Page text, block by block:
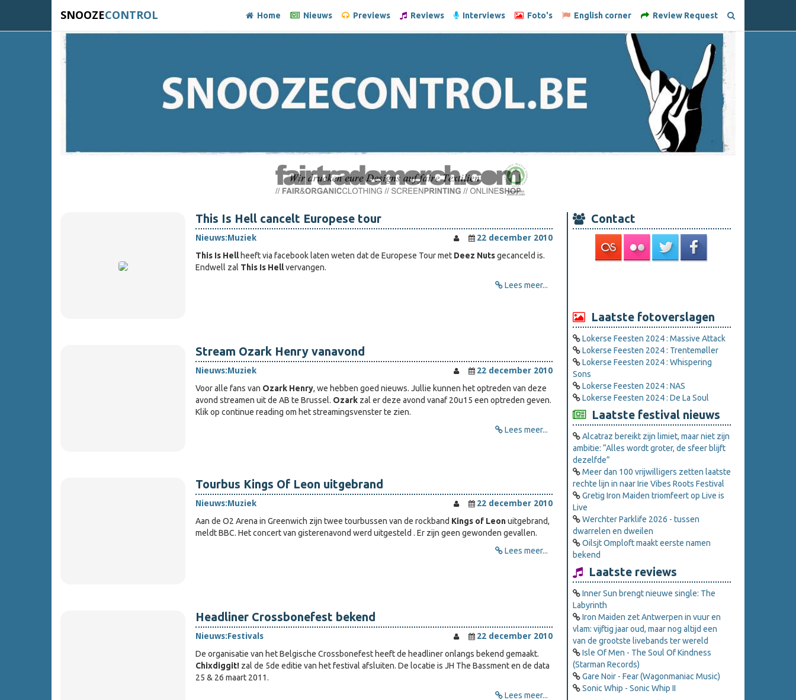
SNOOZECONTROL Home Nieuws Previews Reviews Interviews Foto's English corner Review Request
This Is Hell cancelt Europese tour
Nieuws:Muziek
22 december 2010
This Is Hell heeft via facebook laten weten dat de Europese Tour met Deez Nutsgecanceld is.
Endwell zal This Is Hellvervangen.
Lees meer...
Stream Ozark Henry vanavond
Nieuws:Muziek
22 december 2010
Voor alle fans van Ozark Henry, we hebben goed nieuws. Jullie kunnen het optreden van deze
avond streamen uit de AB te Brussel. Ozark zal er deze avond vanaf 20u15 een optreden geven.
Klik op continue reading om het streamingsvenster te zien.
Lees meer...
Tourbus Kings Of Leon uitgebrand
Nieuws:Muziek
22 december 2010
Aan de O2 Arena in Greenwich zijn twee tourbussen van de rockband Kings of Leonuitgebrand,
meldt BBC. Het concert van gisterenavond werd uitgesteld . Er zijn geen gewonden gevallen.
Lees meer...
Headliner Crossbonefest bekend
Nieuws:Festivals
22 december 2010
De organisatie van het Belgische Crossbonefest heeft de headliner onlangs bekend gemaakt.
Chixdiggit!zal de 5de editie van het festival afsluiten. De locatie is JH The Bassment en de data
25 & 26 maart 2011.
Lees meer...
Contact
Laatste fotoverslagen
Lokerse Feesten 2024 : Massive Attack
Lokerse Feesten 2024 : Trentemøller
Lokerse Feesten 2024 : Whispering
Sons
Lokerse Feesten 2024 : NAS
Lokerse Feesten 2024 : De La Soul
Laatste festival nieuws
Alcatraz bereikt zijn limiet, maar niet zijn
ambitie: “Alles wordt groter, de sfeer blijft
dezelfde”
Meer dan 100 vrijwilligers zetten laatste
rechte lijn in naar Irie Vibes Roots Festival
Gretig Iron Maiden triomfeert op Live is
Live
Werchter Parklife 2026 - tussen
dwarrelen en dweilen
Oilsjt Omploft maakt eerste namen
bekend
Laatste reviews
Inner Sun brengt nieuwe single: The
Labyrinth
Iron Maiden zet Antwerpen in vuur en
vlam: vijftig jaar oud, maar nog altijd een
van de grootste livebands ter wereld
Isle Of Men - The Soul Of Kindness
(Starman Records)
Gare Noir - Fear (Wagonmaniac Music)
Sonic Whip - Sonic Whip II